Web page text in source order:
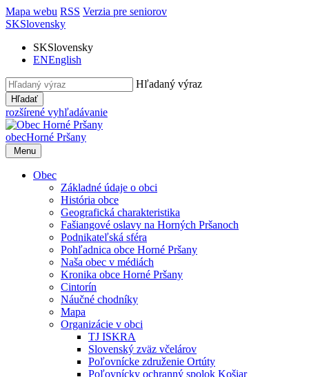
Mapa webu RSS Verzia pre seniorov
SKSlovensky
SKSlovensky
ENEnglish
Hľadaný výraz
Hľadať
rozšírené vyhľadávanie
obecHorné Pršany
Menu
Obec
Základné údaje o obci
História obce
Geografická charakteristika
Fašiangové oslavy na Horných Pršanoch
Podnikateľská sféra
Pohľadnica obce Horné Pršany
Naša obec v médiách
Kronika obce Horné Pršany
Cintorín
Náučné chodníky
Mapa
Organizácie v obci
TJ ISKRA
Slovenský zväz včelárov
Poľovnícke združenie Ortúty
Poľovnícky ochranný spolok Košiar